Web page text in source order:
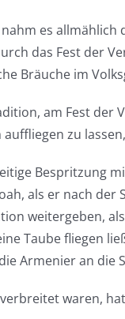
es allmählich
das Fest der
Bräuche im
am Fest
zu
Bespritzung
als er nach
weitergeben,
Taube fliegen
Armenier an die
waren,